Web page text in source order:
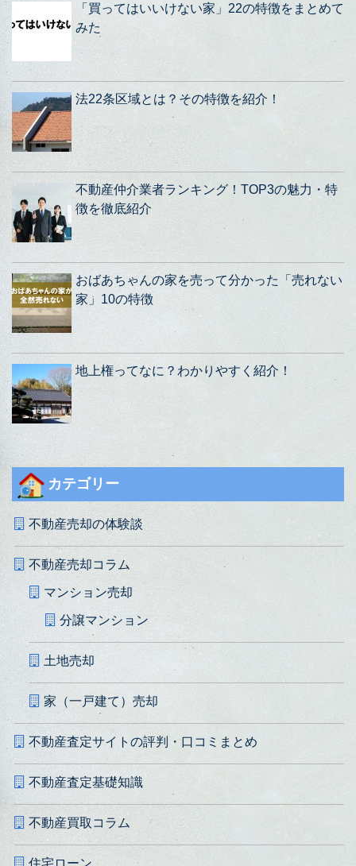
「買ってはいいけない家」22の特徴をまとめて
みた
法22条区域とは？その特徴を紹介！
不動産仲介業者ランキング！TOP3の魅力・特
徴を徹底紹介
おばあちゃんの家を売って分かった「売れない
家」10の特徴
地上権ってなに？わかりやすく紹介！
カテゴリー
不動産売却の体験談
不動産売却コラム
マンション売却
分譲マンション
土地売却
家（一戸建て）売却
不動産査定サイトの評判・口コミまとめ
不動産査定基礎知識
不動産買取コラム
住宅ローン